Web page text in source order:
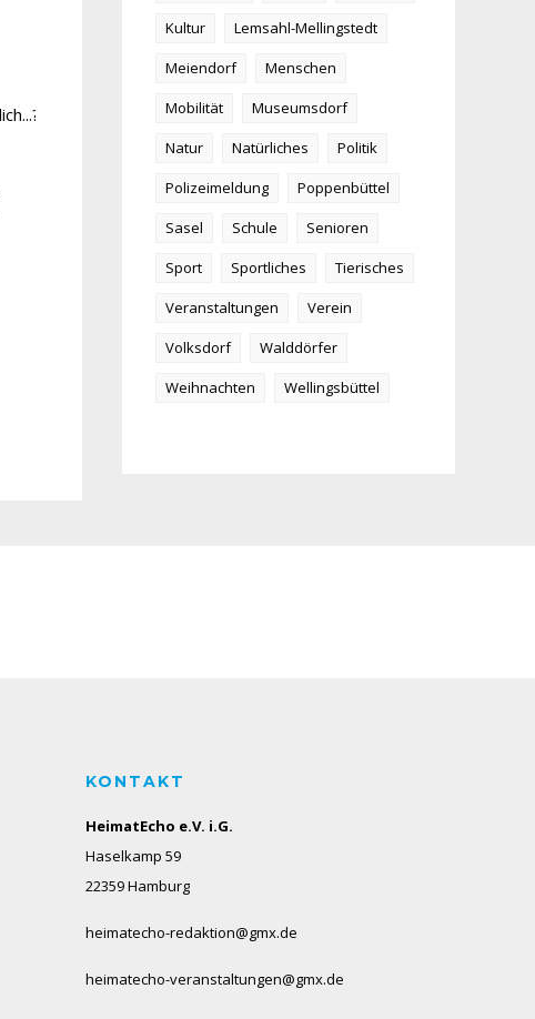
Kultur
Lemsahl-Mellingstedt
Meiendorf
Menschen
Mobilität
Museumsdorf
Natur
Natürliches
Politik
Polizeimeldung
Poppenbüttel
Sasel
Schule
Senioren
Sport
Sportliches
Tierisches
Veranstaltungen
Verein
Volksdorf
Walddörfer
Weihnachten
Wellingsbüttel
KONTAKT
HeimatEcho e.V. i.G.
Haselkamp 59
22359 Hamburg
heimatecho-redaktion@gmx.de
heimatecho-veranstaltungen@gmx.de